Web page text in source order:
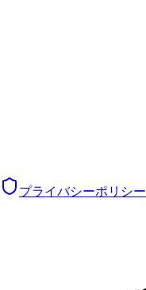
プライバシーポリシー